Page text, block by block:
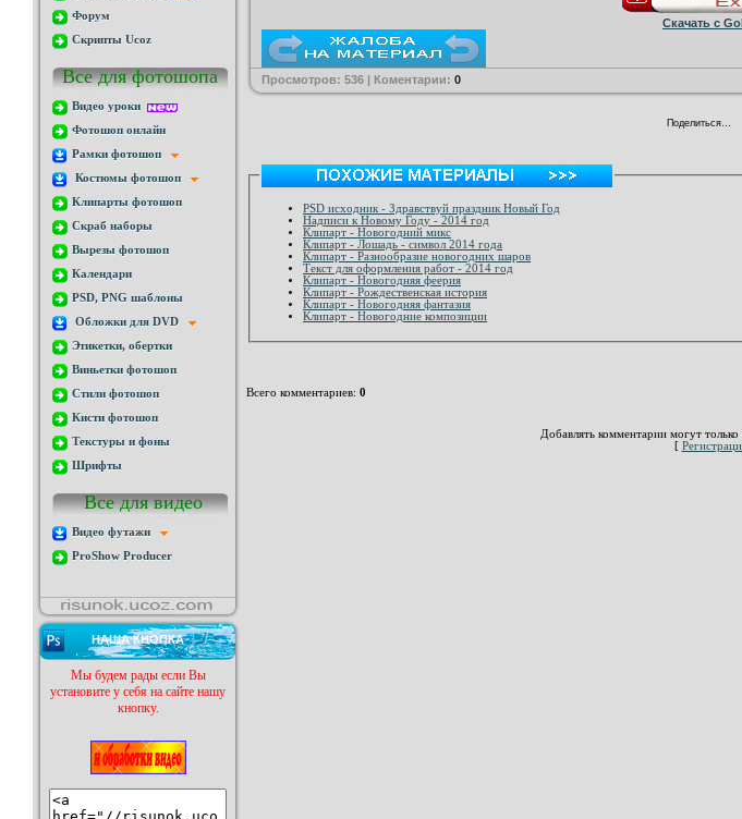
Форум
Скрипты Ucoz
Все для фотошопа
Видео уроки
Фотошоп онлайн
Рамки фотошоп
Костюмы фотошоп
Клипарты фотошоп
Скраб наборы
Вырезы фотошоп
Календари
PSD, PNG шаблоны
Обложки для DVD
Этикетки, обертки
Виньетки фотошоп
Стили фотошоп
Кисти фотошоп
Текстуры и фоны
Шрифты
Все для видео
Видео футажи
ProShow Producer
НАША КНОПКА
Мы будем рады если Вы
установите у себя на сайте нашу
кнопку.
Скачать с
Просмотров: 536 | Коментарии: 0
Поделиться…
PSD исходник - Здравствуй праздник Новый Год
Надписи к Новому Году - 2014 год
Клипарт - Новогодний микс
Клипарт - Лошадь - символ 2014 года
Клипарт - Разнообразие новогодних шаров
Текст для оформления работ - 2014 год
Клипарт - Новогодняя феерия
Клипарт - Рождественская история
Клипарт - Новогодняя фантазия
Клипарт - Новогодние композиции
Всего комментариев: 0
Добавлять комментарии могут только
[